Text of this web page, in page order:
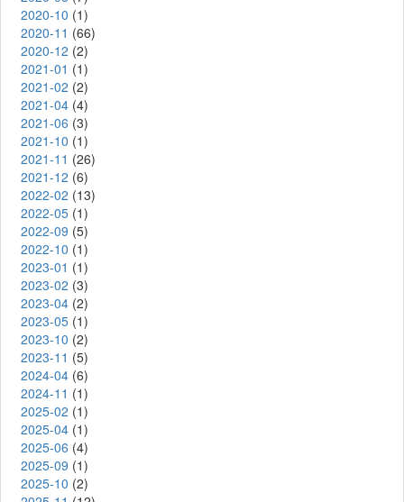
2020-10 (1)
2020-11 (66)
2020-12 (2)
2021-01 (1)
2021-02 (2)
2021-04 (4)
2021-06 (3)
2021-10 (1)
2021-11 (26)
2021-12 (6)
2022-02 (13)
2022-05 (1)
2022-09 (5)
2022-10 (1)
2023-01 (1)
2023-02 (3)
2023-04 (2)
2023-05 (1)
2023-10 (2)
2023-11 (5)
2024-04 (6)
2024-11 (1)
2025-02 (1)
2025-04 (1)
2025-06 (4)
2025-09 (1)
2025-10 (2)